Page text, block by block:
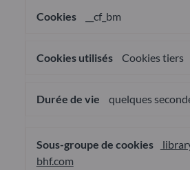
__cf_bm
Cookies tiers
quelques
bhf.com